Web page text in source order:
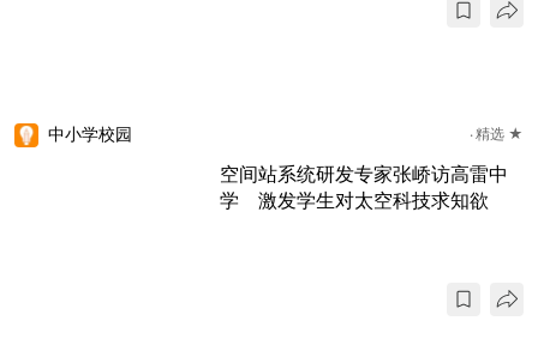
中小学校园 精选 ★
空间站系统研发专家张峤访高雷中
学 激发学生对太空科技求知欲